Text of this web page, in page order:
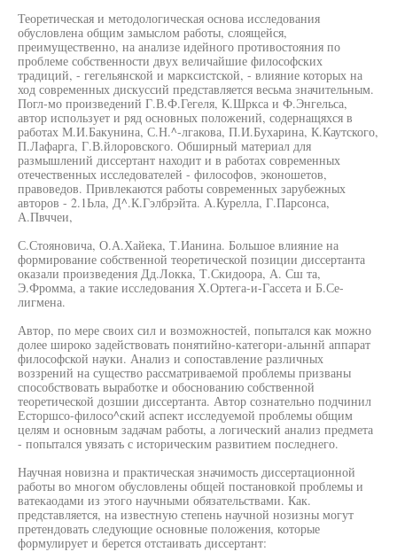
Теоретическая и методологическая основа исследования
обусловлена общим замыслом работы, слоящейся,
преимущественно, на анализе идейного противостояния по
проблеме собственности двух величайшие философских
традиций, - гегельянской и марксистской, - влияние которых на
ход современных дискуссий представляется весьма значительным.
Погл-мо произведений Г.В.Ф.Гегеля, К.Шркса и Ф.Энгельса,
автор использует и ряд основных положений, содернащяхся в
работах М.И.Бакунина, С.Н.^-лгакова, П.И.Бухарина, К.Каутского,
П.Лафарга, Г.В.йлоровского. Обширный материал для
размышлений диссертант находит и в работах современных
отечественных исследователей - философов, эконошетов,
правоведов. Привлекаются работы современных зарубежных
авторов - 2.1Ьла, Д^.К.Гэлбрэйта. А.Курелла, Г.Парсонса,
А.Пвччеи,
С.Стояновича, О.А.Хайека, Т.Ианина. Большое влияние на
формирование собственной теоретической позиции диссертанта
оказали произведения Дд.Локка, Т.Скидоора, А. Сш та,
Э.Фромма, а такие исследования Х.Ортега-и-Гассета и Б.Се-
лигмена.
Автор, по мере своих сил и возможностей, попытался как можно
долее широко задействовать понятийно-категори-альннй аппарат
философской науки. Анализ и сопоставление различных
воззрений на существо рассматриваемой проблемы призваны
способствовать выработке и обоснованию собственной
теоретической дозшии диссертанта. Автор сознательно подчинил
Есторшсо-филосо^ский аспект исследуемой проблемы общим
целям и основным задачам работы, а логический анализ предмета
- попытался увязать с историческим развитием последнего.
Научная новизна и практическая значимость диссертационной
работы во многом обусловлены общей постановкой проблемы и
ватекаодами из этого научными обязательствами. Как.
представляется, на известную степень научной нозизны могут
претендовать следующие основные положения, которые
формулирует и берется отстаивать диссертант: